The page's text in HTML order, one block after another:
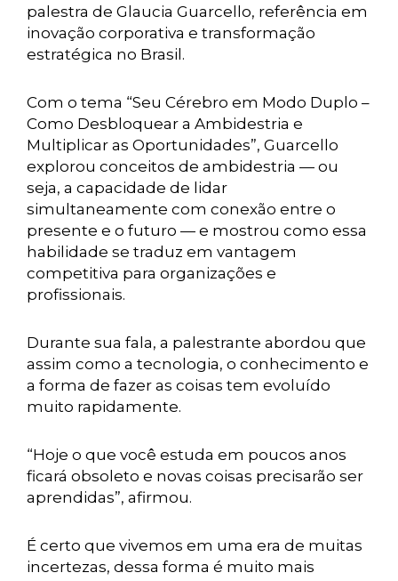
palestra de Glaucia Guarcello, referência em
inovação corporativa e transformação
estratégica no Brasil.
Com o tema “Seu Cérebro em Modo Duplo –
Como Desbloquear a Ambidestria e
Multiplicar as Oportunidades”, Guarcello
explorou conceitos de ambidestria — ou
seja, a capacidade de lidar
simultaneamente com conexão entre o
presente e o futuro — e mostrou como essa
habilidade se traduz em vantagem
competitiva para organizações e
profissionais.
Durante sua fala, a palestrante abordou que
assim como a tecnologia, o conhecimento e
a forma de fazer as coisas tem evoluído
muito rapidamente.
“Hoje o que você estuda em poucos anos
ficará obsoleto e novas coisas precisarão ser
aprendidas”, afirmou.
É certo que vivemos em uma era de muitas
incertezas, dessa forma é muito mais